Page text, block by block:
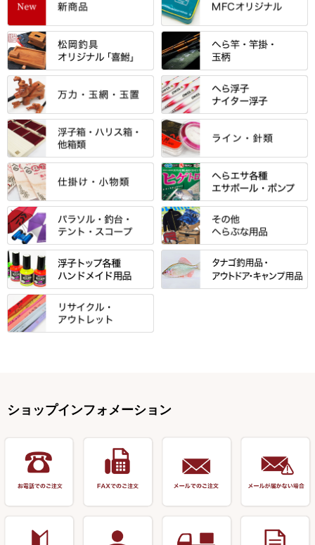
すべて
「雅（みやび）」シリーズ・エ
ントＰＬＵＳシリーズ
エントラント・ＳＰＷシリーズ
スモールクロコダイルシリーズ
エクセーヌ・スエードシリーズ
バッグ・小物ケース・ワッペン
クッション・シート・スカー
ト・エプロン
保護ケース
アクリルシリーズ・アクセサリ
すべて
「至高」シリーズ
万力付お膳
クワセ皿・コブ皿・角皿
浮子筒・浮子箱・ハリス箱・玉
ノ柄スタンド
小物箱・うどん箱・うどん皿
ハサミケース
カウンター
針外し・糸ほどき
すべて
シマノ
ダイワ
がまかつ
サクラ・NISSIN・合成竿・他
光竹作 カーボン竿掛・玉ノ柄
匠絆・かちどき・旋（めぐ
る）・千望・千尋・悠月・その
他
すべて
当店オリジナル「勝俊」作
光竹 製品
松村作（万力）
松村作（先受・その他）
万久作
岐山 製品
逍遥（しょうよう）
玉網（高級品）
替網・仕付糸
玉置（高級品）
すべて
忠相・一志
昴 ・TOMO
りきや ・ 大祐
心也・士天・狂鬼
伊吹 ・ SATTO
KEN∑HI【ケンシ】
すべて
金鯱 シリーズ
浮子箱
浮子立て・浮子筒
ハリスケース
仕掛箱・小物箱
ハリスメジャー系
すべて
東レ・ラーヂ
サンライン ・ ダン
鬼掛・MARUTO
すべて
ウキ止めストッパー・糸・チュ
ーブ
ウキゴム 遊動式
松葉仕掛用
底取りアイテム
ハサミ
すべて
マルキュー 麩系
マルキュー その他
ポンプ絞り器・ポンプ類
すべて
パラソル
テント
リーズ
釣台 釣宝・その他
すべて
バック＆ロッドケース
偏光サングラス
小物ケース・保護ケース
すべて
浮子用素材
塗料用 筆
装飾品
リサイクル 竹竿（～19,999円）
リサイクル 竹竿（深山）
リサイクル 浮子
リサイクル 玉網・玉置・フラ
ショップインフォメーション